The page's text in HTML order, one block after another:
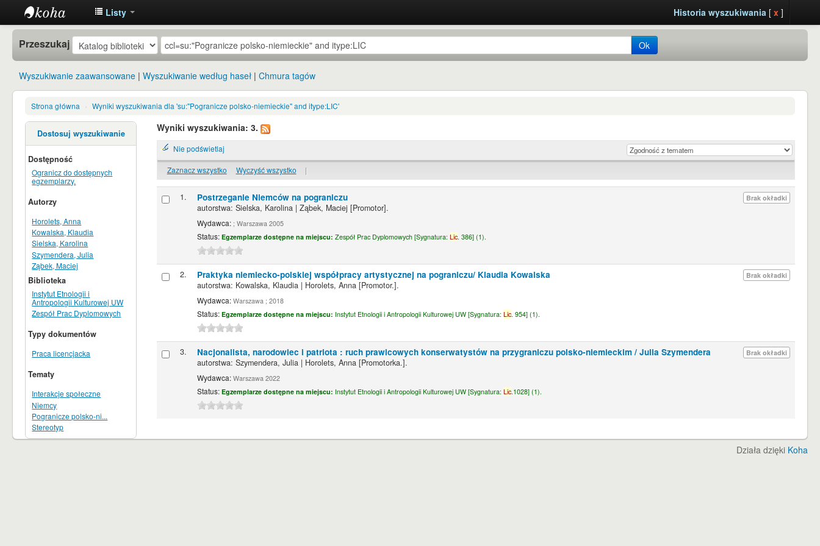
Instytut
Etnologii i
Antropologii
Kulturowej
UW
Listy Historia wyszukiwania[ x ]
Przeszukaj Ok
Wyszukiwanie zaawansowane Wyszukiwanie według haseł Chmura tagów
Strona główna › Wyniki wyszukiwania dla 'su:"Pogranicze polsko-niemieckie" and itype:LIC'
Dostosuj wyszukiwanie
Dostępność
Ogranicz do dostępnych
egzemplarzy.
Autorzy
Horolets, Anna
Kowalska, Klaudia
Sielska, Karolina
Szymendera, Julia
Ząbek, Maciej
Biblioteka
Instytut Etnologii i
Antropologii Kulturowej UW
Zespół Prac Dyplomowych
Typy dokumentów
Praca licencjacka
Tematy
Interakcje społeczne
Niemcy
Pogranicze polsko-ni...
Stereotyp
Wyniki wyszukiwania: 3.
Nie podświetlaj
Zaznacz wszystko Wyczyść wszystko |
1. Brak okładki
Postrzeganie Niemców na pograniczu
autorstwa: Sielska, Karolina| Ząbek, Maciej [Promotor].
Wydawca: ; Warszawa 2005
Status: Egzemplarze dostępne na miejscu: Zespół Prac Dyplomowych [Sygnatura: Lic. 386] (1).
2. Brak okładki
Praktyka niemiecko-polskiej współpracy artystycznej na pograniczu/ Klaudia Kowalska
autorstwa: Kowalska, Klaudia| Horolets, Anna[Promotor.].
Wydawca: Warszawa ; 2018
Status: Egzemplarze dostępne na miejscu: Instytut Etnologii i Antropologii Kulturowej UW [Sygnatura: Lic. 954] (1).
3. Brak okładki
Nacjonalista, narodowiec i patriota : ruch prawicowych konserwatystów na przygraniczu polsko-niemieckim / Julia Szymendera
autorstwa: Szymendera, Julia| Horolets, Anna[Promotorka.].
Wydawca: Warszawa 2022
Status: Egzemplarze dostępne na miejscu: Instytut Etnologii i Antropologii Kulturowej UW [Sygnatura: Lic.1028] (1).
Działa dzięki Koha